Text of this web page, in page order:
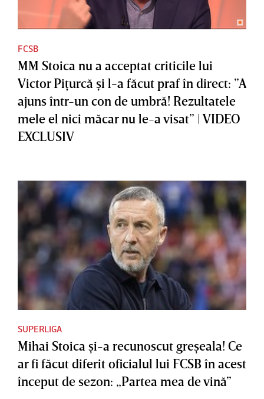
FCSB
MM Stoica nu a acceptat criticile lui
Victor Piţurcă şi l-a făcut praf în direct: ”A
ajuns într-un con de umbră! Rezultatele
mele el nici măcar nu le-a visat” | VIDEO
EXCLUSIV
SUPERLIGA
Mihai Stoica şi-a recunoscut greşeala! Ce
ar fi făcut diferit oficialul lui FCSB în acest
început de sezon: „Partea mea de vină”